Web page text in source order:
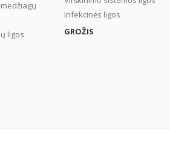
ligos
Infekcinės ligos
GROŽIS